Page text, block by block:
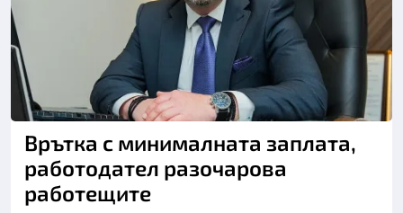
Врътка с минималната заплата,
работодател разочарова
работещите